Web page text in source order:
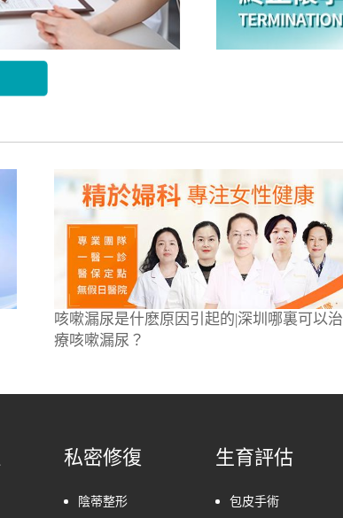
咳嗽漏尿是什麽原因引起的|深圳哪裏可以治
療咳嗽漏尿？
私密修復
陰蒂整形
生育評估
包皮手術